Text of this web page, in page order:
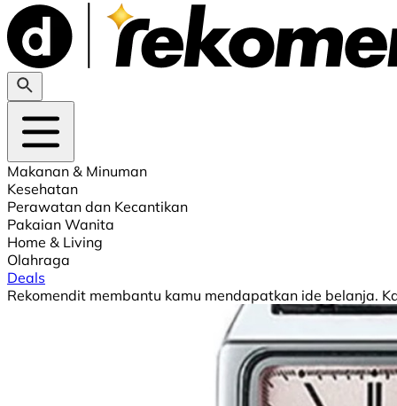
Makanan & Minuman
Kesehatan
Perawatan dan Kecantikan
Pakaian Wanita
Home & Living
Olahraga
Deals
Rekomendit membantu kamu mendapatkan ide belanja.